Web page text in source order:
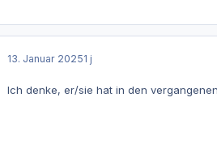
13. Januar 20251 j
Ich denke, er/sie hat in den